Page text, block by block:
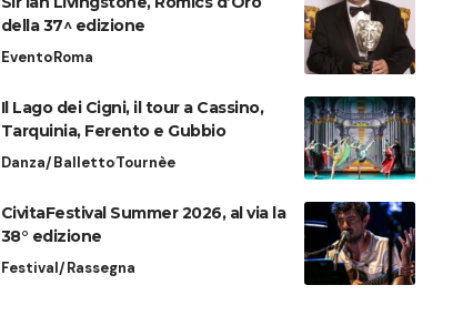
della 37^ edizione
EventoRoma
Il Lago dei Cigni, il tour a Cassino,
Tarquinia, Ferento e Gubbio
Danza/BallettoTournèe
CivitaFestival Summer 2026, al via la
38° edizione
Festival/Rassegna